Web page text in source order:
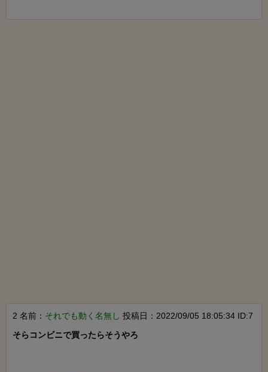
2 名前： それでも動く名無し 投稿日：2022/09/05 18:05:34 ID:7
そらコンビニで買ったらそうやろ